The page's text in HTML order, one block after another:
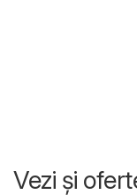
Vezi și